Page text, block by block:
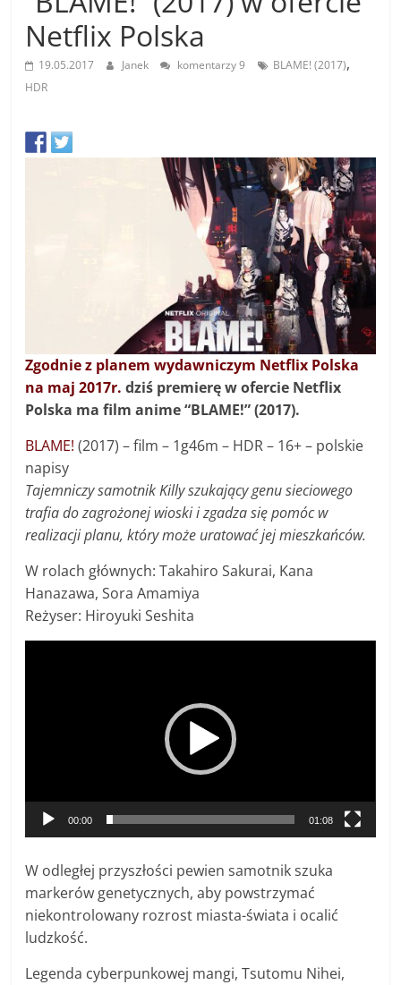
Netflix Polska
19.05.2017 Janek komentarzy 9 BLAME! (2017),
HDR
Zgodnie z planem wydawniczym Netflix Polska
na maj 2017r. dziś premierę w ofercie Netflix
Polska ma film anime “BLAME!” (2017).
BLAME! (2017) – film – 1g46m – HDR – 16+ – polskie
napisy
Tajemniczy samotnik Killy szukający genu sieciowego
trafia do zagrożonej wioski i zgadza się pomóc w
realizacji planu, który może uratować jej mieszkańców.
W rolach głównych: Takahiro Sakurai, Kana
Hanazawa, Sora Amamiya
Reżyser: Hiroyuki Seshita
00:00 01:08
W odległej przyszłości pewien samotnik szuka
markerów genetycznych, aby powstrzymać
niekontrolowany rozrost miasta-świata i ocalić
ludzkość.
Legenda cyberpunkowej mangi, Tsutomu Nihei,